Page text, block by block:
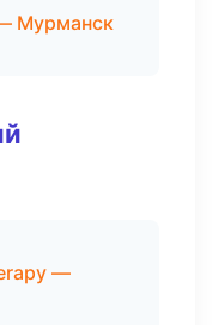
Мурманск
—